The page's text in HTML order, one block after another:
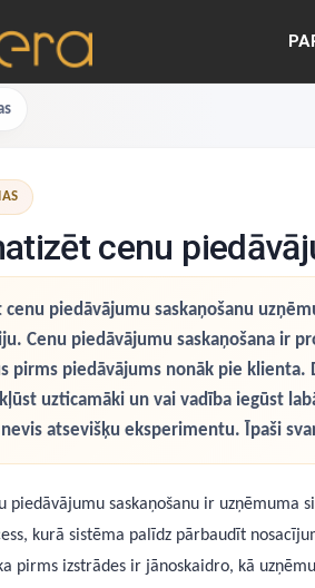
cenu
cenu piedāvājumu saskaņošanu
Cenu piedāvājumu saskaņošana ir
pirms piedāvājums nonāk pie
uzticamāki un vai vadība iegūst
atsevišķu eksperimentu. Īpaši
piedāvājumu saskaņošanu ir
kurā sistēma palīdz pārbaudīt
pirms izstrādes ir jānoskaidro, kā